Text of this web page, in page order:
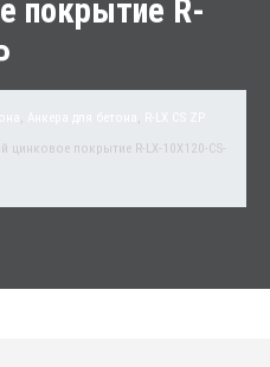
покрытие R-
, ,
цинковое покрытие R-LX-10X120-CS-